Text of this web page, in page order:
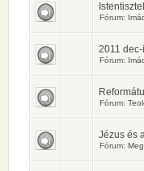
Fórum:
2011
Fórum:
Fórum:
Jézus és
Fórum: